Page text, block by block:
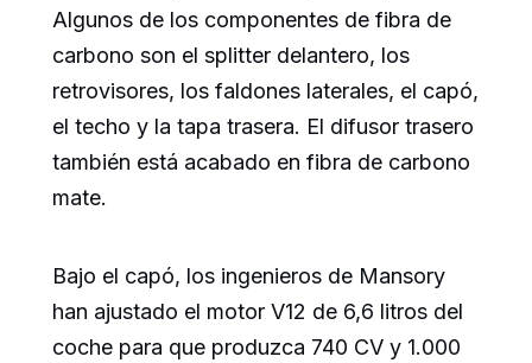
Algunos de los componentes de fibra de
carbono son el splitter delantero, los
retrovisores, los faldones laterales, el capó,
el techo y la tapa trasera. El difusor trasero
también está acabado en fibra de carbono
mate.
Bajo el capó, los ingenieros de Mansory
han ajustado el motor V12 de 6,6 litros del
coche para que produzca 740 CV y 1.000